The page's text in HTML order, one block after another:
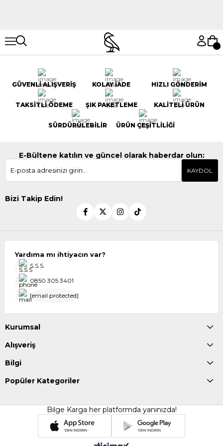
GÜVENLİ ALIŞVERİŞ KOLAY İADE HIZLI GÖNDERİM
TAKSİTLİ ÖDEME ŞIK PAKETLEME KALİTELİ ÜRÜN
SÜRDÜRÜLEBİLİR ÜRÜN ÇEŞİTLİLİĞİ
E-Bültene katılın ve güncel olarak haberdar olun:
KAYDOL
Bizi Takip Edin!
Yardıma mı ihtiyacın var?
S.S.S.
0850 305 3401
[email protected]
Kurumsal
Alışveriş
Bilgi
Popüler Kategoriler
Bilge Karga her platformda yanınızda!